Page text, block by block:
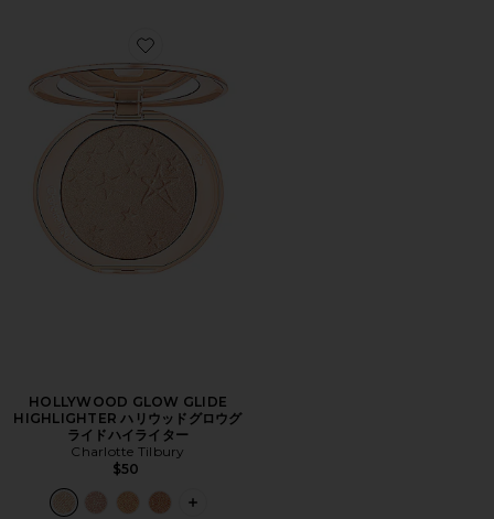
Favorite HOLLYWOOD GLOW GLIDE HIGHLIGHTER
HOLLYWOOD GLOW GLIDE
HIGHLIGHTER ハリウッドグロウグ
ライドハイライター
Charlotte Tilbury
$50
PLUS ICON TO SEE MORE OPTIONS